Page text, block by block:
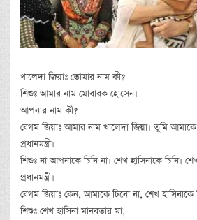
খালেদা জিয়াঃ তোমার নাম কী?
শিশুঃ আমার নাম মোবারক হোসেন।
আপনার নাম কী?
বেগম জিয়াঃ আমার নাম খালেদা জিয়া। তুমি
প্রধানমন্ত্রী।
শিশুঃ না আপনাকে চিনি না। শেখ হাসিনাকে চিনি।
প্রধানমন্ত্রী।
বেগম জিয়াঃ কেন, আমাকে চিনো না, শেখ হাসিনাকে
শিশুঃ শেখ হাসিনা মানবতার মা,